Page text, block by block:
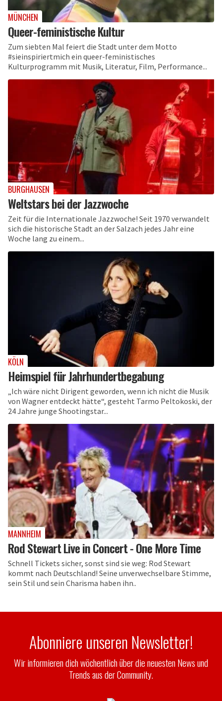
MÜNCHEN
Queer-feministische Kultur
Zum siebten Mal feiert die Stadt unter dem Motto
#sieinspiriertmich ein queer-feministisches
Kulturprogramm mit Musik, Literatur, Film, Performance...
BURGHAUSEN
Weltstars bei der Jazzwoche
Zeit für die Internationale Jazzwoche! Seit 1970 verwandelt
sich die historische Stadt an der Salzach jedes Jahr eine
Woche lang zu einem...
KÖLN
Heimspiel für Jahrhundertbegabung
„Ich wäre nicht Dirigent geworden, wenn ich nicht die Musik
von Wagner entdeckt hätte“, gesteht Tarmo Peltokoski, der
24 Jahre junge Shootingstar...
MANNHEIM
Rod Stewart Live in Concert - One More Time
Schnell Tickets sicher, sonst sind sie weg: Rod Stewart
kommt nach Deutschland! Seine unverwechselbare Stimme,
sein Stil und sein Charisma haben ihn..
Abonniere unseren Newsletter!
Wir informieren dich wöchentlich über die neuesten News und
Trends aus der Community.